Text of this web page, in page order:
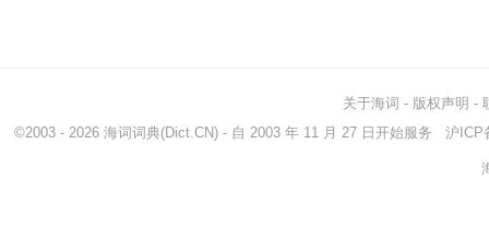
关于海词 - 版权声明 -
©2003 - 2026 海词词典(Dict.CN) - 自 2003 年 11 月 27 日开始服务 沪ICP